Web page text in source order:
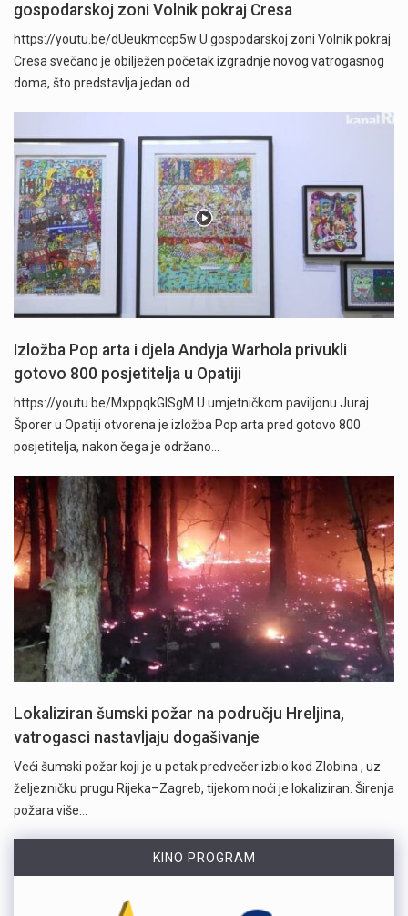
gospodarskoj zoni Volnik pokraj Cresa
https://youtu.be/dUeukmccp5w U gospodarskoj zoni Volnik pokraj
Cresa svečano je obilježen početak izgradnje novog vatrogasnog
doma, što predstavlja jedan od…
Izložba Pop arta i djela Andyja Warhola privukli
gotovo 800 posjetitelja u Opatiji
https://youtu.be/MxppqkGISgM U umjetničkom paviljonu Juraj
Šporer u Opatiji otvorena je izložba Pop arta pred gotovo 800
posjetitelja, nakon čega je održano…
Lokaliziran šumski požar na području Hreljina,
vatrogasci nastavljaju dogašivanje
Veći šumski požar koji je u petak predvečer izbio kod Zlobina , uz
željezničku prugu Rijeka–Zagreb, tijekom noći je lokaliziran. Širenja
požara više…
KINO PROGRAM